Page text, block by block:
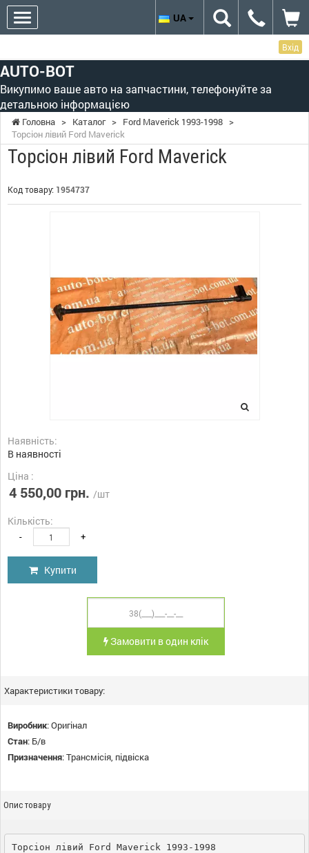
Вхід
AUTO-BOT
Викупимо ваше авто на запчастини, телефонуйте за
детальною інформацією
UA
Головна > Каталог > Ford Maverick 1993-1998 >
Торсіон лівий Ford Maverick
Торсіон лівий Ford Maverick
Код товару: 1954737
Наявність:
В наявності
Ціна :
4 550,00 грн. /шт
Кількість:
- +
Купити
Замовити в один клік
Характеристики товару:
Виробник:Оригінал
Стан: Б/в
Призначення:Трансмісія, підвіска
Опис товару
Торсіон лівий Ford Maverick 1993-1998